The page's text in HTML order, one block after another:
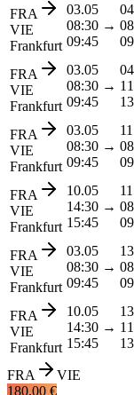
FRA
VIE
Frankfurt
03.05
08:30 →
09:45
FRA
VIE
Frankfurt
03.05
08:30 →
09:45
FRA
VIE
Frankfurt
03.05
08:30 →
09:45
FRA
VIE
Frankfurt
10.05
14:30 →
15:45
FRA
VIE
Frankfurt
03.05
08:30 →
09:45
FRA
VIE
Frankfurt
10.05
14:30 →
15:45
FRA
VIE
180,00 €